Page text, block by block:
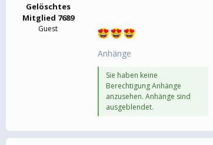
Gelöschtes
Mitglied 7689
Guest
Anhänge
Sie haben keine
Berechtigung Anhänge
anzusehen. Anhänge sind
ausgeblendet.